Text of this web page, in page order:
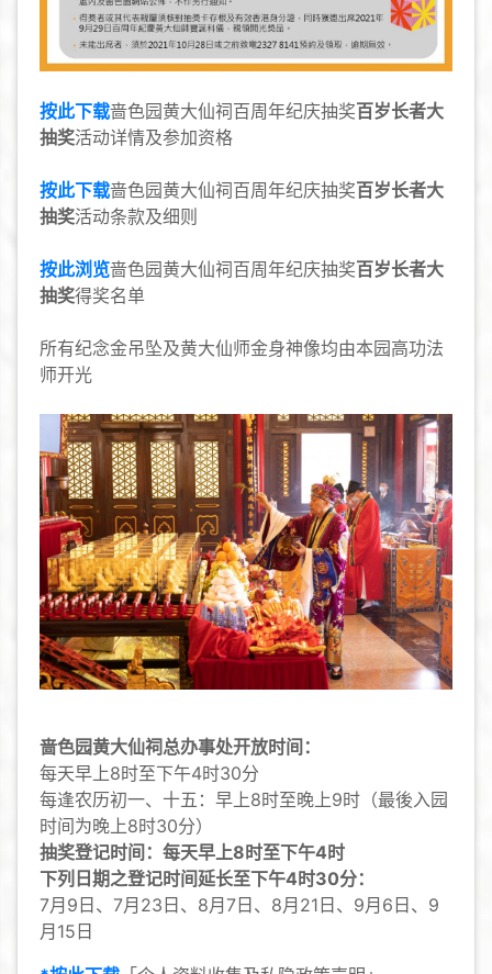
按此下载啬色园黄大仙祠百周年纪庆抽奖百岁长者大
抽奖活动详情及参加资格
按此下载啬色园黄大仙祠百周年纪庆抽奖百岁长者大
抽奖活动条款及细则
按此浏览啬色园黄大仙祠百周年纪庆抽奖百岁长者大
抽奖得奖名单
所有纪念金吊坠及黄大仙师金身神像均由本园高功法
师开光
啬色园黄大仙祠总办事处开放时间：
每天早上8时至下午4时30分
每逢农历初一、十五：早上8时至晚上9时（最後入园
时间为晚上8时30分）
抽奖登记时间：每天早上8时至下午4时
下列日期之登记时间延长至下午4时30分：
7月9日、7月23日、8月7日、8月21日、9月6日、9
月15日